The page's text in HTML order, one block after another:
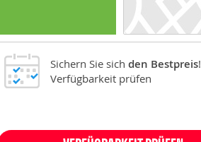
Sichern Sie sich den Bestpreis!
Verfügbarkeit prüfen